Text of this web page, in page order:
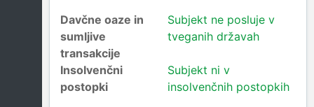
Davčne oaze in
sumljive
transakcije
Subjekt ne posluje v
tveganih državah
Insolvenčni
postopki
Subjekt ni v
insolvenčnih postopkih